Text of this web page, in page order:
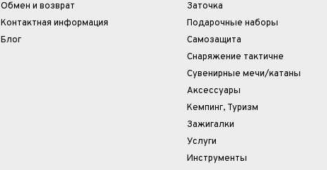
Обмен и возврат
Контактная информация
Блог
Заточка
Подарочные наборы
Самозащита
Снаряжение тактичне
Сувенирные мечи/катаны
Аксессуары
Кемпинг, Туризм
Зажигалки
Услуги
Инструменты